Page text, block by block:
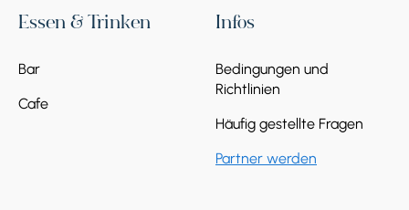
Essen & Trinken
Bar
Cafe
Infos
Bedingungen und
Richtlinien
Häufig gestellte Fragen
Partner werden